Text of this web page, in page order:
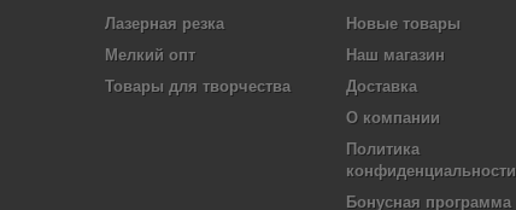
Лазерная резка
Мелкий опт
Товары для творчества
Новые товары
Наш магазин
Доставка
О компании
Политика
конфиденциальности
Бонусная программа